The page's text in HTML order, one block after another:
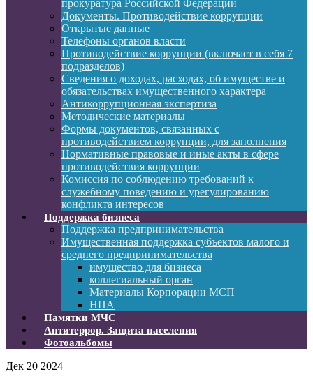
прокуратура Российской Федерации
Документы. Противодействие коррупции
Открытые данные
Телефоны органов власти
Противодействие коррупции (включает в себя 7
подразделов)
Сведения о доходах, расходах, об имуществе и
обязательствах имущественного характера
Антикоррупционная экспертиза
Методические материалы
Формы документов, связанных с
противодействием коррупции, для заполнения
Нормативные правовые и иные акты в сфере
противодействия коррупции
Комиссия по соблюдению требований к
служебному поведению и урегулированию
конфликта интересов
Поддержка бизнеса
Поддержка предпринимательства
Имущественная поддержка субъектов малого и
среднего предпринимательства
имущество для бизнеса
коллегиальный орган
Материалы Корпорации МСП
НПА
Памятки МЧС
Антитеррор. Защита населения
Фотоальбомы
Дек 20 2024